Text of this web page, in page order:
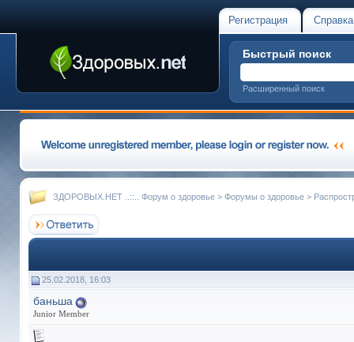
Регистрация Справка
Быстрый поиск
Расширенный поиск
ЗДОРОВЫХ.НЕТ ..::.. Форум о здоровье > Форумы о здоровье >
25.02.2018, 16:03
баньша
Junior Member